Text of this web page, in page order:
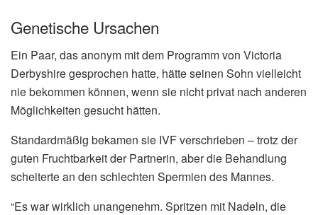
Genetische Ursachen
Ein Paar, das anonym mit dem Programm von Victoria
Derbyshire gesprochen hatte, hätte seinen Sohn vielleicht
nie bekommen können, wenn sie nicht privat nach anderen
Möglichkeiten gesucht hätten.
Standardmäßig bekamen sie IVF verschrieben – trotz der
guten Fruchtbarkeit der Partnerin, aber die Behandlung
scheiterte an den schlechten Spermien des Mannes.
“Es war wirklich unangenehm. Spritzen mit Nadeln, die